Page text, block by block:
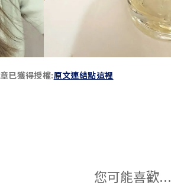
已獲得授權:原文連結點這裡
您可能喜歡...